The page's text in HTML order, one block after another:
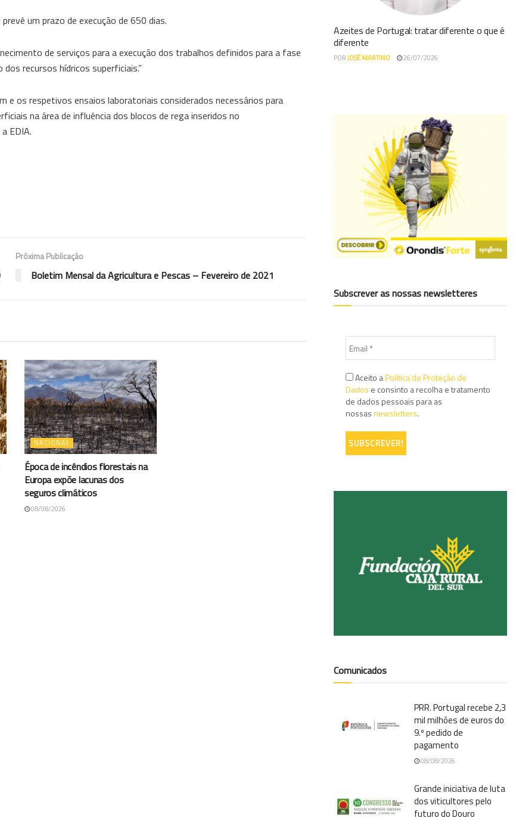
um prazo de execução de 650 dias.
de serviços para a execução dos trabalhos definidos para a fase
recursos hídricos superficiais.”
os respetivos ensaios laboratoriais considerados necessários para
na área de influência dos blocos de rega inseridos no
EDIA.
Próxima Publicação
Boletim Mensal da Agricultura e Pescas – Fevereiro de 2021
NACIONAL
Época de incêndios florestais na
Europa expõe lacunas dos
seguros climáticos
08/08/2026
Azeites de Portugal: tratar diferente o que é
diferente
PORJOSÉ MARTINO 26/07/2026
Subscrever as nossas newsletteres
Aceito aPolítica de Proteção de
Dados e consinto a recolha e tratamento
de dados pessoais para as
nossasnewsletters.
Comunicados
PRR. Portugal recebe 2,3
mil milhões de euros do
9.º pedido de
pagamento
08/08/2026
Grande iniciativa de luta
dos viticultores pelo
futuro do Douro